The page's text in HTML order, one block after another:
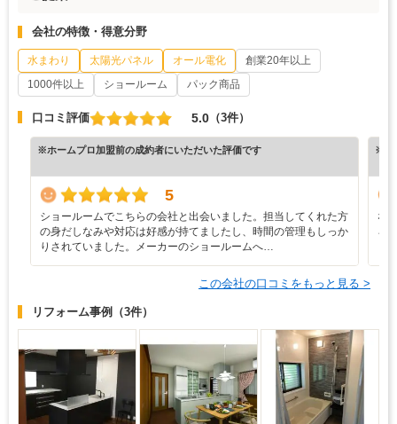
会社の特徴・得意分野
水まわり 太陽光パネル オール電化
創業20年以上
1000件以上
ショールーム パック商品
口コミ評価 5.0 （3件）
※ホームプロ加盟前の成約者にいただいた評価です
5
ショールームでこちらの会社と出会いました。担当してくれた方
の身だしなみや対応は好感が持てましたし、時間の管理もしっか
りされていました。メーカーのショールームへ…
※ホ
な
ろ
この会社の口コミをもっと見る >
リフォーム事例 （3件）